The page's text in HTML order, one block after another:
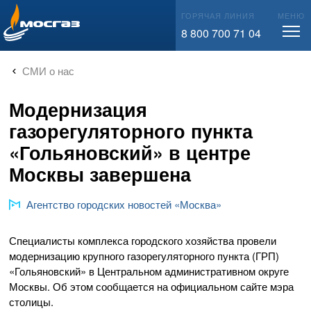
info@mos-gaz.ru ГОРЯЧАЯ ЛИНИЯ
8 800 700 71 04
МЕНЮ
СМИ о нас
Модернизация
газорегуляторного пункта
«Гольяновский» в центре
Москвы завершена
Агентство городских новостей «Москва»
Специалисты комплекса городского хозяйства провели
модернизацию крупного газорегуляторного пункта (ГРП)
«Гольяновский» в Центральном административном округе
Москвы. Об этом сообщается на официальном сайте мэра
столицы.